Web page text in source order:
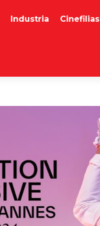
Industria Cinefilias